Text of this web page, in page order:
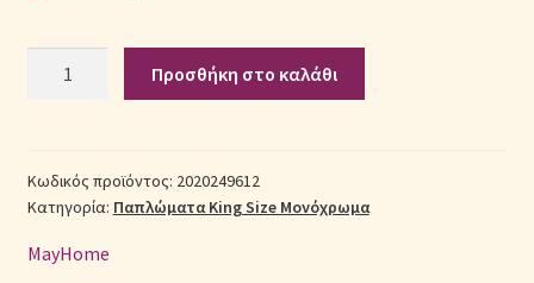
Σεντόνια Σετ
Size
(Π:
x
Προσθήκη στο καλάθι
Κωδικός προϊόντος: 2020249612
Κατηγορία: Παπλώματα King Size Μονόχρωμα
MayHome